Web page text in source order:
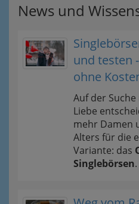
News und
und testen
ohne
Auf der
Liebe
mehr Damen
Alters für die
Variante: das
Singlebörsen.